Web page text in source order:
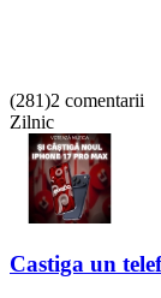
(281)2 comentarii
Zilnic
Castiga un